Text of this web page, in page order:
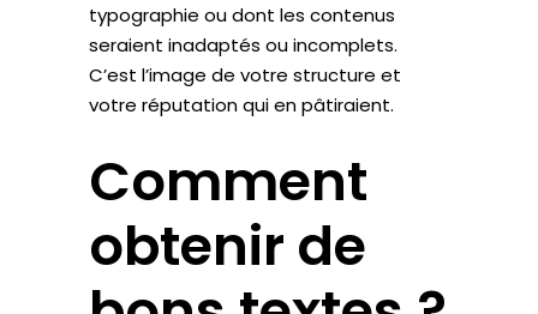
typographie ou dont les contenus
seraient inadaptés ou incomplets.
C’est l’image de votre structure et
votre réputation qui en pâtiraient.
Comment
obtenir de